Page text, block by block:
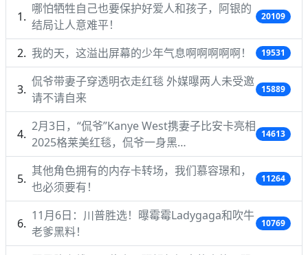
哪怕牺牲自己也要保护好爱人和孩子，阿银的
结局让人意难平！
20109
我的天，这溢出屏幕的少年气息啊啊啊啊啊！ 19531
侃爷带妻子穿透明衣走红毯 外媒曝两人未受邀
请不请自来
15889
2月3日，“侃爷”Kanye West携妻子比安卡亮相
2025格莱美红毯，侃爷一身黑…
14613
其他角色拥有的内存卡转场，我们慕容璟和，
也必须要有！
11264
11月6日：川普胜选！曝霉霉Ladygaga和吹牛
老爹黑料！
10769